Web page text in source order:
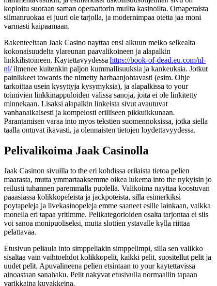
kopioitu suoraan saman operaattorin muilta kasinoilta. Omaperaista
silmanruokaa ei juuri ole tarjolla, ja modernimpaa otetta jaa moni
varmasti kaipaamaan.
Rakenteeltaan Jaak Casino nayttaa ensi alkuun melko selkealta
kokonaisuudelta ylareunan paavalikoineen ja alapalkin
linkkilistoineen. Kaytettavyydessa https://book-of-dead.eu.com/nl-
nl/ilmenee kuitenkin paljon kummallisuuksia ja kankeuksia. Jotkut
painikkeet towards the nimetty harhaanjohtavasti (esim. Ohje
tarkoittaa usein kysyttyja kysymyksia), ja alapalkissa to your
toimivien linkkinappuloiden valissa sanoja, joita ei ole linkitetty
minnekaan. Lisaksi alapalkin linkeista sivut avautuvat
vanhanaikaisesti ja kompelosti erilliseen pikkuikkunaan.
Parantamisen varaa into myos tekstien suomennoksissa, jotka siella
taalla ontuvat ikavasti, ja olennaisten tietojen loydettavyydessa.
Pelivalikoima Jaak Casinolla
Jaak Casinon sivuilla to the eri kohdissa erilaista tietoa pelien
maarasta, mutta ymmartaaksemme oikea lukema into the nykyisin jo
reilusti tuhannen paremmalla puolella. Valikoima nayttaa koostuvan
paaasiassa kolikkopeleista ja jackpoteista, silla esimerkiksi
poytapeleja ja livekasinopeleja emme saaneet esille lainkaan, vaikka
monella eri tapaa yritimme. Pelikategorioiden osalta tarjontaa ei siis
voi sanoa monipuoliseksi, mutta slottien ystavalle kylla riittaa
pelattavaa.
Etusivun peliaula into simppeliakin simppelimpi, silla sen valikko
sisaltaa vain vaihtoehdot kolikkopelit, kaikki pelit, suositellut pelit ja
uudet pelit. Apuvalineena pelien etsintaan to your kaytettavissa
ainoastaan sanahaku. Pelit nakyvat etusivulla normaaliin tapaan
varikkaina kuvakkeina.